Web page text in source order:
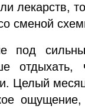
лекарств,
сменой
под
отдыхать,
Целый